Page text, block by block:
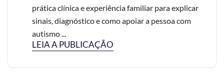
prática clínica e experiência familiar para explicar
sinais, diagnóstico e como apoiar a pessoa com
autismo ...
LEIA A PUBLICAÇÃO